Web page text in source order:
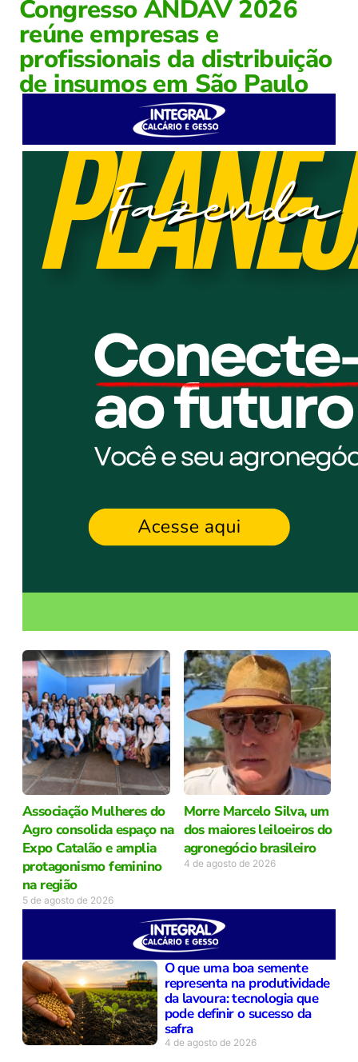
Congresso ANDAV 2026
reúne empresas e
profissionais da distribuição
de insumos em São Paulo
Associação Mulheres do
Agro consolida espaço na
Expo Catalão e amplia
protagonismo feminino
na região
5 de agosto de 2026
Morre Marcelo Silva, um
dos maiores leiloeiros do
agronegócio brasileiro
4 de agosto de 2026
O que uma boa semente
representa na produtividade
da lavoura: tecnologia que
pode definir o sucesso da
safra
4 de agosto de 2026